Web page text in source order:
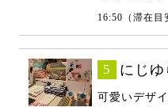
16:50（滞在目
5 にじゆ
可愛いデザ